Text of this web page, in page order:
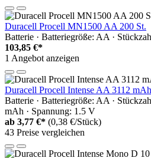
Duracell Procell MN1500 AA 200 St.
Batterie · Batteriegröße: AA ·
103,85 €*
1 Angebot anzeigen
Duracell Procell Intense AA 3112
Batterie · Batteriegröße: AA ·
mAh · Spannung: 1.5 V
ab 3,77 €* (0,38 €/Stück)
43 Preise vergleichen